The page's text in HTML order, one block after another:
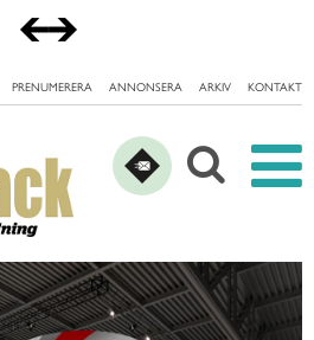
PRENUMERERA ANNONSERA ARKIV KONTAKT